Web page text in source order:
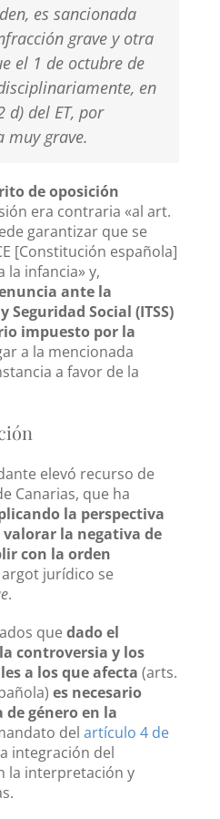
es sancionada
grave y otra
el 1 de octubre de
en
d) del ET, por
muy grave.
de oposición
era contraria «al art.
garantizar que se
[Constitución española]
la infancia» y,
ante la
Seguridad Social (ITSS)
impuesto por la
a la mencionada
a favor de la
elevó recurso de
Canarias, que ha
la perspectiva
valorar la negativa de
con la orden
jurídico se
.
que dado el
controversia y los
a los que afecta (arts.
es necesario
género en la
del artículo 4 de
integración del
la interpretación y